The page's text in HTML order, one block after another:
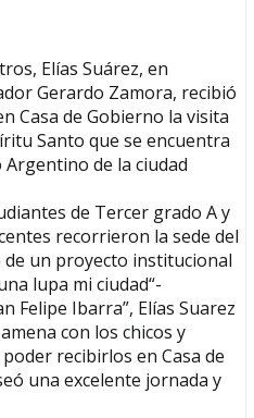
Elías Suárez, en
Gerardo Zamora, recibió
Casa de Gobierno la visita
Santo que se encuentra
de la ciudad
de Tercer grado A y
recorrieron la sede del
un proyecto institucional
lupa mi ciudad“-
Felipe Ibarra”, Elías Suarez
con los chicos y
recibirlos en Casa de
una excelente jornada y